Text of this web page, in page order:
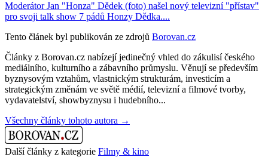
Moderátor Jan "Honza" Dědek (foto) našel nový televizní "přístav"
pro svoji talk show 7 pádů Honzy Dědka....
Tento článek byl publikován ze zdrojů Borovan.cz
Články z Borovan.cz nabízejí jedinečný vhled do zákulisí českého
mediálního, kulturního a zábavního průmyslu. Věnují se především
byznysovým vztahům, vlastnickým strukturám, investicím a
strategickým změnám ve světě médií, televizní a filmové tvorby,
vydavatelství, showbyznysu i hudebního...
Všechny články tohoto autora →
Další články z kategorie Filmy & kino